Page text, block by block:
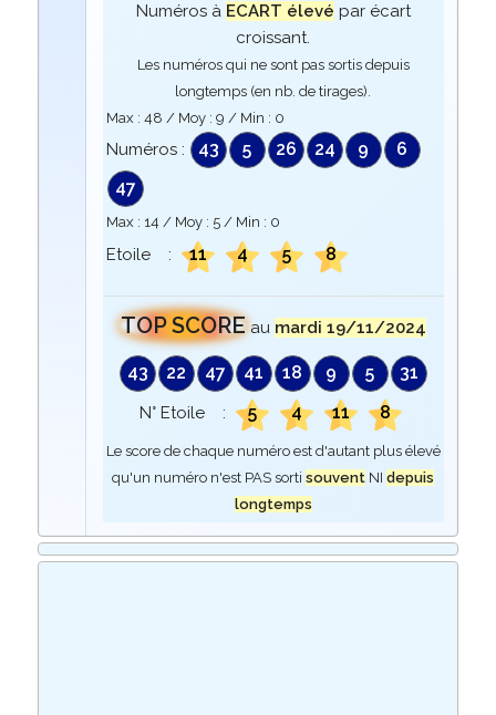
Numéros à ECART élevé par écart
croissant.
Les numéros qui ne sont pas sortis depuis
longtemps (en nb. de tirages).
Max : 48 / Moy : 9 / Min : 0
Numéros : 43 5 26 24 9
6
47
Max : 14 / Moy : 5/ Min : 0
Etoile : 11 4 5 8
TOP SCORE au mardi 19/11/2024
43 22 47 41 18 9 5 31
N° Etoile : 5 4 11 8
Le score de chaque numéro est d'autant plus élevé
qu'un numéro n'est PAS sortisouvent NIdepuis
longtemps